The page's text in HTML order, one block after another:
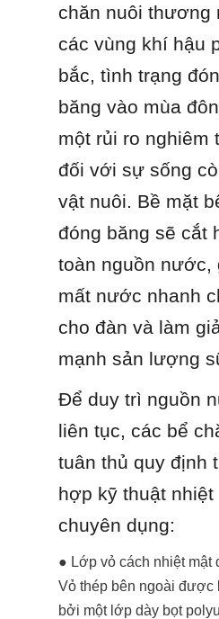
chăn nuôi thương
các vùng khí hậu
bắc, tình trạng
băng vào mùa
một rủi ro nghiêm
đối với sự sống
vật nuôi. Bề mặt
đóng băng sẽ cắt
toàn nguồn nước,
mất nước nhanh
cho đàn và làm
mạnh sản lượng
Để duy trì nguồn
liên tục, các bể
tuân thủ quy định
hợp kỹ thuật nhiệt
chuyên dụng:
● Lớp vỏ cách nhiệt mật
Vỏ thép bên ngoài được
bởi một lớp dày bọt